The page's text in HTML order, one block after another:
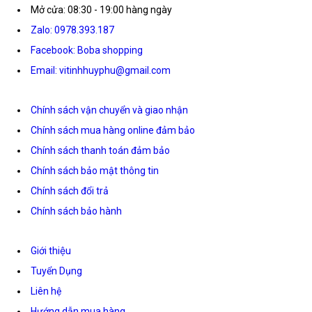
Mở cửa: 08:30 - 19:00 hàng ngày
Zalo: 0978.393.187
Facebook: Boba shopping
Email: vitinhhuyphu@gmail.com
Chính sách vận chuyển và giao nhận
Chính sách mua hàng online đảm bảo
Chính sách thanh toán đảm bảo
Chính sách bảo mật thông tin
Chính sách đổi trả
Chính sách bảo hành
Giới thiệu
Tuyển Dụng
Liên hệ